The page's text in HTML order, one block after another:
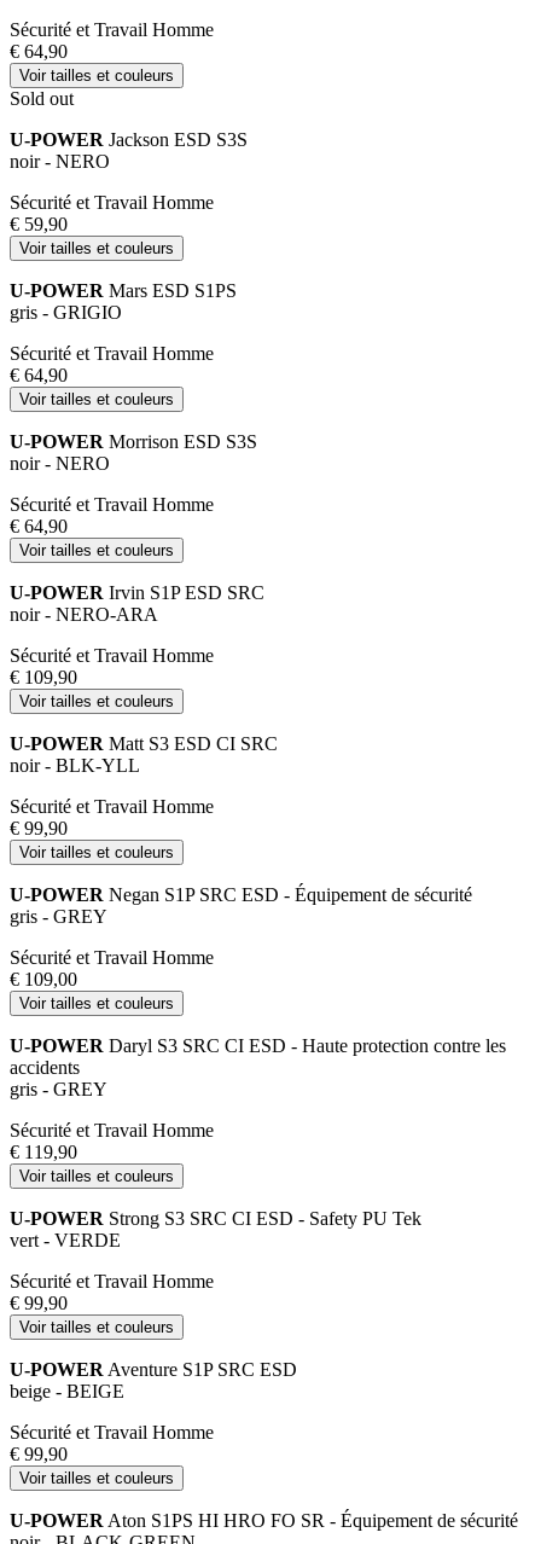
Sécurité et Travail Homme
€ 64,90
Voir tailles et couleurs
Sold out
U-POWER Jackson ESD S3S
noir - NERO
Sécurité et Travail Homme
€ 59,90
Voir tailles et couleurs
U-POWER Mars ESD S1PS
gris - GRIGIO
Sécurité et Travail Homme
€ 64,90
Voir tailles et couleurs
U-POWER Morrison ESD S3S
noir - NERO
Sécurité et Travail Homme
€ 64,90
Voir tailles et couleurs
U-POWER Irvin S1P ESD SRC
noir - NERO-ARA
Sécurité et Travail Homme
€ 109,90
Voir tailles et couleurs
U-POWER Matt S3 ESD CI SRC
noir - BLK-YLL
Sécurité et Travail Homme
€ 99,90
Voir tailles et couleurs
U-POWER Negan S1P SRC ESD - Équipement de sécurité
gris - GREY
Sécurité et Travail Homme
€ 109,00
Voir tailles et couleurs
U-POWER Daryl S3 SRC CI ESD - Haute protection contre les
accidents
gris - GREY
Sécurité et Travail Homme
€ 119,90
Voir tailles et couleurs
U-POWER Strong S3 SRC CI ESD - Safety PU Tek
vert - VERDE
Sécurité et Travail Homme
€ 99,90
Voir tailles et couleurs
U-POWER Aventure S1P SRC ESD
beige - BEIGE
Sécurité et Travail Homme
€ 99,90
Voir tailles et couleurs
U-POWER Aton S1PS HI HRO FO SR - Équipement de sécurité